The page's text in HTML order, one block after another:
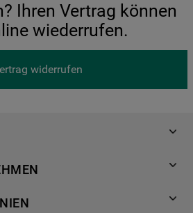
Ihren Vertrag können
wiederrufen.
widerrufen